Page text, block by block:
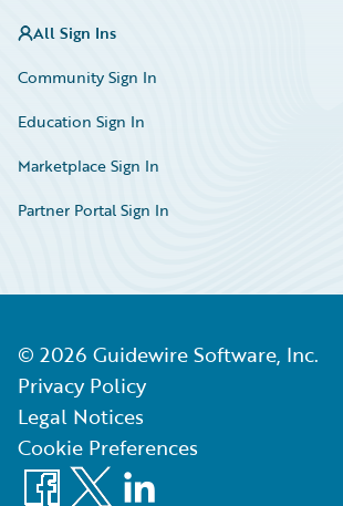
All Sign Ins
Community Sign In
Education Sign In
Marketplace Sign In
Partner Portal Sign In
© 2026 Guidewire Software, Inc.
Privacy Policy
Legal Notices
Cookie Preferences
Facebook
X LinkedIn